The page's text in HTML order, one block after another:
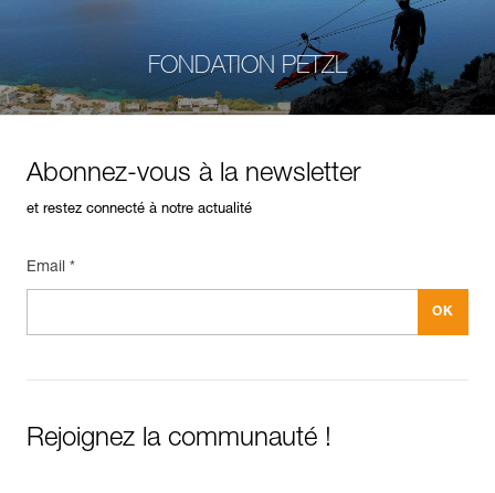
FONDATION PETZL
Abonnez-vous à la newsletter
et restez connecté à notre actualité
Email *
Rejoignez la communauté !